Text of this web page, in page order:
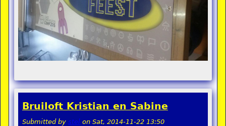
Bruiloft Kristian en Sabine
Submitted by stel on Sat, 2014-11-22 13:50